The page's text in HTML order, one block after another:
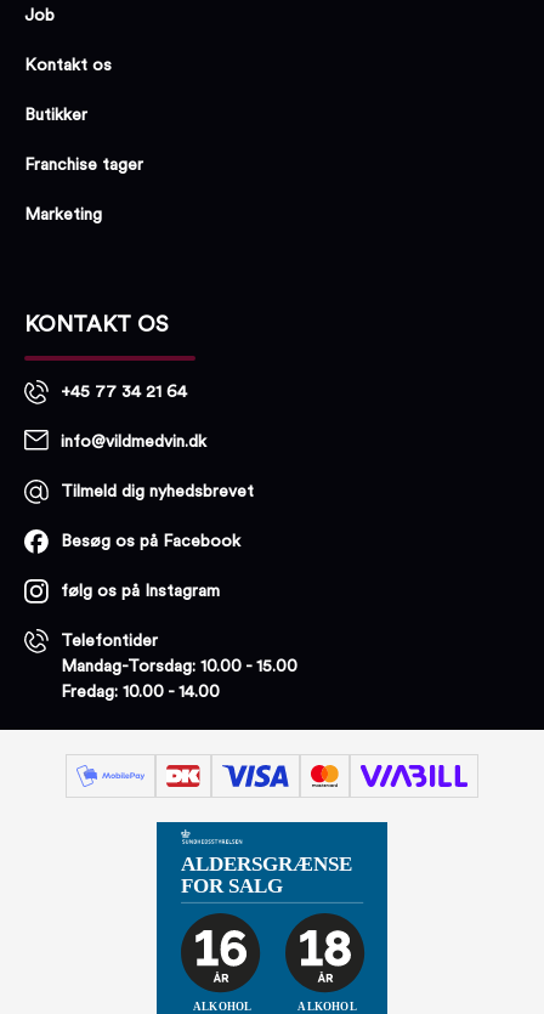
Job
Kontakt os
Butikker
Franchise tager
Marketing
KONTAKT OS
+45 77 34 21 64
info@vildmedvin.dk
Tilmeld dig nyhedsbrevet
Besøg os på Facebook
følg os på Instagram
Telefontider
Mandag-Torsdag: 10.00 - 15.00
Fredag: 10.00 - 14.00